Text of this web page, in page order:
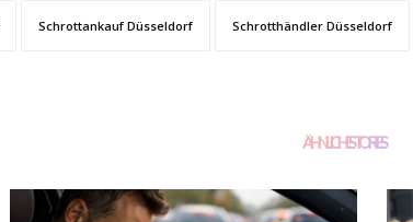
Schrottankauf Düsseldorf Schrotthändler Düsseldorf
ÄHNLICHE STORIES